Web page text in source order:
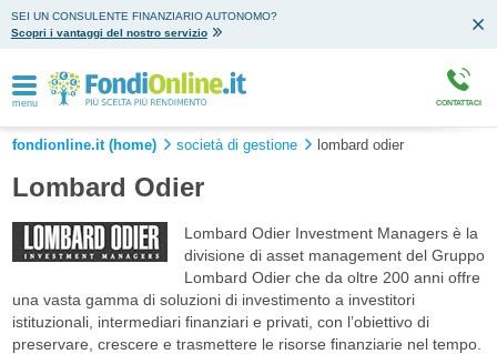
SEI UN CONSULENTE FINANZIARIO AUTONOMO?
Scopri i vantaggi del nostro servizio
menu CONTATTACI
fondionline.it (home) società di gestione lombard odier
Lombard Odier
Lombard Odier Investment Managers è la
divisione di asset management del Gruppo
Lombard Odier che da oltre 200 anni offre
una vasta gamma di soluzioni di investimento a investitori
istituzionali, intermediari finanziari e privati, con l’obiettivo di
preservare, crescere e trasmettere le risorse finanziarie nel tempo.